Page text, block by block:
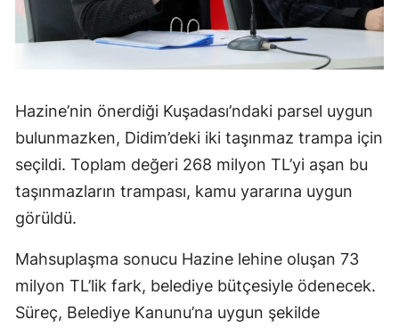
Hazine’nin önerdiği Kuşadası’ndaki parsel uygun
bulunmazken, Didim’deki iki taşınmaz trampa için
seçildi. Toplam değeri 268 milyon TL’yi aşan bu
taşınmazların trampası, kamu yararına uygun
görüldü.
Mahsuplaşma sonucu Hazine lehine oluşan 73
milyon TL’lik fark, belediye bütçesiyle ödenecek.
Süreç, Belediye Kanunu’na uygun şekilde